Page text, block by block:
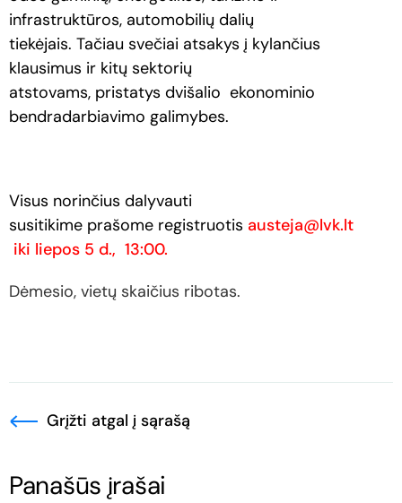
infrastruktūros, automobilių dalių
tiekėjais. Tačiau svečiai atsakys į kylančius
klausimus ir kitų sektorių
atstovams, pristatys dvišalio ekonominio
bendradarbiavimo galimybes.
Visus norinčius dalyvauti
susitikime prašome registruotis austeja@lvk.lt
iki liepos 5 d., 13:00.
Dėmesio, vietų skaičius ribotas.
Grįžti atgal į sąrašą
Panašūs įrašai